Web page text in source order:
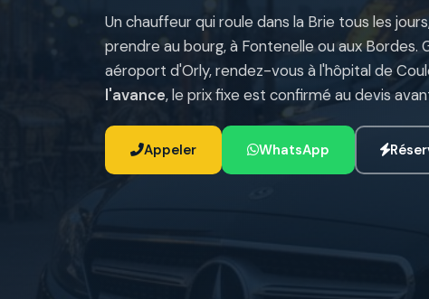
Un chauffeur qui roule dans la Brie tous les
prendre au bourg, à Fontenelle ou aux Bordes.
aéroport d'Orly, rendez-vous à l'hôpital de
l'avance, le prix fixe est confirmé au devis
Appeler WhatsApp